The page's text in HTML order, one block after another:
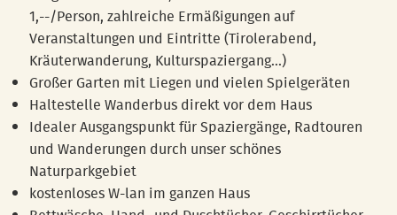
1,--/Person, zahlreiche Ermäßigungen auf
Veranstaltungen und Eintritte (Tirolerabend,
Kräuterwanderung, Kulturspaziergang...)
Großer Garten mit Liegen und vielen Spielgeräten
Haltestelle Wanderbus direkt vor dem Haus
Idealer Ausgangspunkt für Spaziergänge, Radtouren
und Wanderungen durch unser schönes
Naturparkgebiet
kostenloses W-lan im ganzen Haus